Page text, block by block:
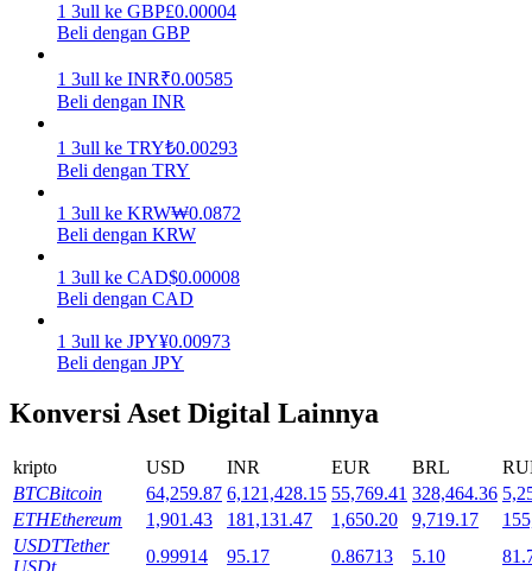
Mempertaruhkan
Launchpool
Staking fleksibel untuk mendapatkan token populer
1 3ull ke GBP£0.00004
Beli dengan GBP
1 3ull ke INR₹0.00585
Beli dengan INR
1 3ull ke TRY₺0.00293
Beli dengan TRY
1 3ull ke KRW₩0.0872
Beli dengan KRW
1 3ull ke CAD$0.00008
Beli dengan CAD
1 3ull ke JPY¥0.00973
Beli dengan JPY
Konversi Aset Digital Lainnya
kripto USD INR EUR BRL
BTCBitcoin 64,259.87 6,121,428.15 55,769.41 328,464.36
ETHEthereum 1,901.43 181,131.47 1,650.20 9,719.17
USDTTether
USDt
0.99914 95.17 0.86713 5.10